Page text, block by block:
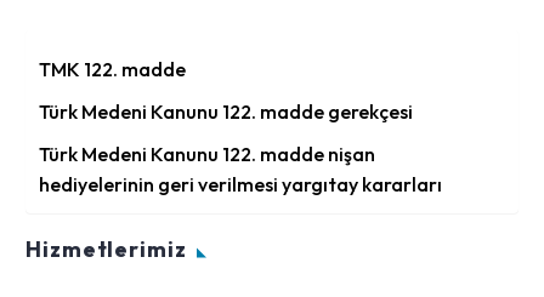
TMK 122. madde
Türk Medeni Kanunu 122. madde gerekçesi
Türk Medeni Kanunu 122. madde nişan
hediyelerinin geri verilmesi yargıtay kararları
Hizmetlerimiz